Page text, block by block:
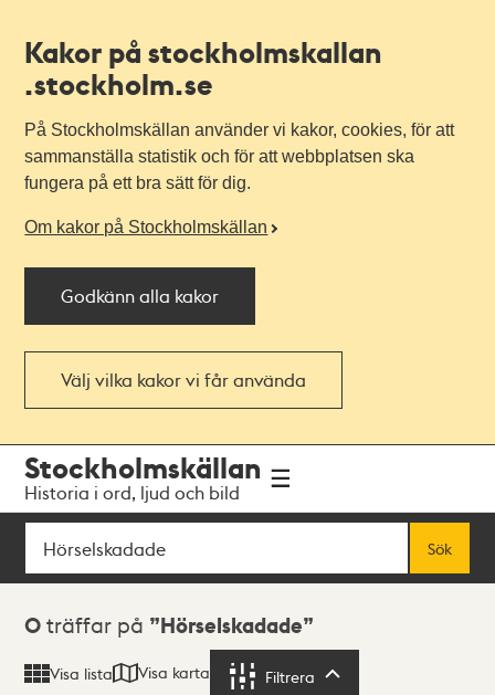
Kakor på stockholmskallan
.stockholm.se
På Stockholmskällan använder vi kakor, cookies, för att
sammanställa statistik och för att webbplatsen ska
fungera på ett bra sätt för dig.
Om kakor på Stockholmskällan
Godkänn alla kakor
Välj vilka kakor vi får använda
navigationen
huvudinnehållet
Stockholmskällan
Historia i ord, ljud och bild
Sök
Sök
Sökresultat
0 träffar på Hörselskadade
Visa lista Visa karta Filtrera